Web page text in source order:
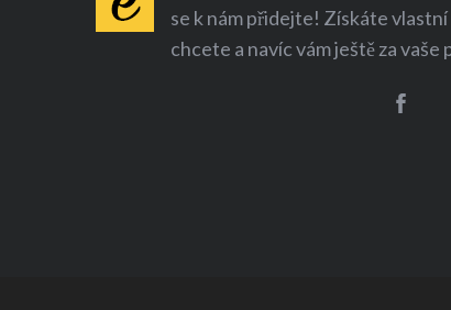
se k nám přidejte! Získáte
chcete a navíc vám ještě za vaše